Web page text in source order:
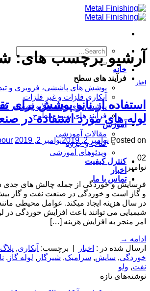
Skip
to
خانه
فرآیند های سطح
پوشش های پاششی، فروبری و
آبکاری فلزات و غیر فلزات
پوشش های تحت خلا و اتمسفر
فرآیند های بهبود سطوح
آموزش
مقالات آموزشی
کتاب و جزوه
ویدئوهای آموزشی
کنترل کیفیت
اخبار
تماس با ما
آرشیو برچسب های:
اخبار
استفاده از نانو پوشش برای
لوله های مورد استفاده در
Posted on نوامبر 2, 2019 نوامبر 2, 2019
02
نوامبر
فرسایش و خوردگی از جمله چالش های جدی
در سال هزینه ایجاد میکند. عوامل محیطی
شیمیایی می توانند باعث افزایش خوردگی در
امر منجر به افزایش هزینه […]
ادامه →
ارسال شده در : اخبار برچسب: آبکاری, پلاگ
خوردگی, سایش, سرامیک, شیرگاز , لوله گاز ,
نفت, ولو
نوشته‌های تازه